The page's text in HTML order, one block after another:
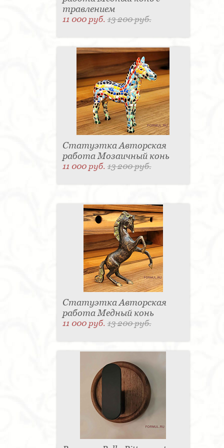
травлением
11 000 руб.13 200 руб.
Статуэтка Авторская
работа Мозаичный конь
11 000 руб.13 200 руб.
Статуэтка Авторская
работа Медный конь
11 000 руб.13 200 руб.